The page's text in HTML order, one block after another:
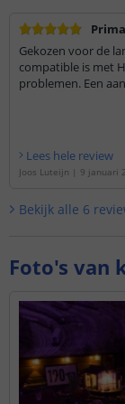
Gekozen voor de
compatible is met
problemen. Een
Lees hele review
Joos Luteijn | 9 januari
Bekijk alle 6
Foto's van